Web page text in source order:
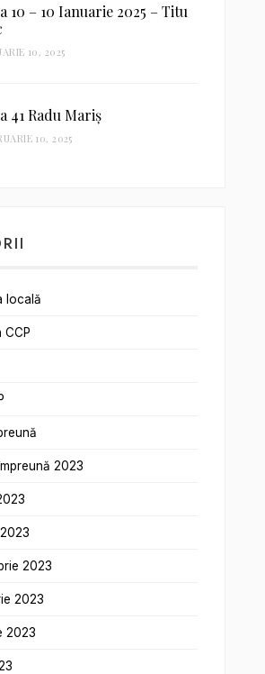
10 – 10 Ianuarie 2025 – Titu
10, 2025
41 Radu Mariș
10, 2025
locală
CCP
2023
2023
2023
2023